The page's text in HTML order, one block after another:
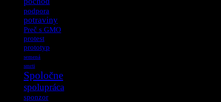
podpora
potraviny
Preč s GMO
protest
prototyp
semená
smrti
Spoločne
spolupráca
sponzor